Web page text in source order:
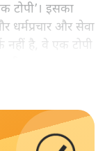
टोपी’। इसका
धर्मप्रचार और सेवा
है, वे एक टोपी